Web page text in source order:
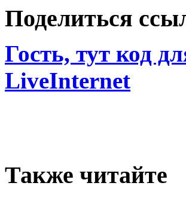
Поделиться
Гость, тут код
LiveInternet
Также читайте